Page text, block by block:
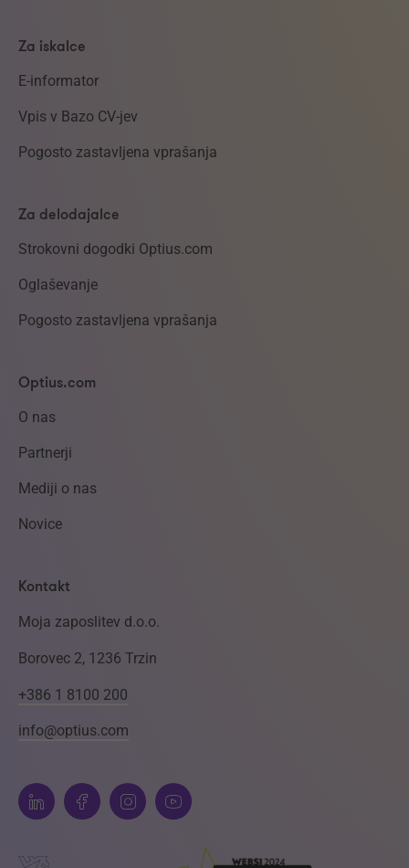
Za iskalce
E-informator
Vpis v Bazo CV-jev
Pogosto zastavljena vprašanja
Za delodajalce
Strokovni dogodki Optius.com
Oglaševanje
Pogosto zastavljena vprašanja
Optius.com
O nas
Partnerji
Mediji o nas
Novice
Kontakt
Moja zaposlitev d.o.o.
Borovec 2, 1236 Trzin
+386 1 8100 200
info@optius.com